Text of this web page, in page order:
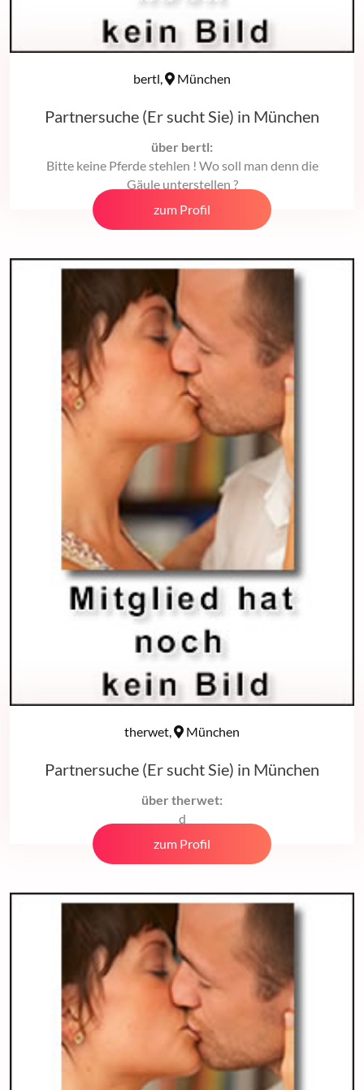
bertl, München
Partnersuche (Er sucht Sie) in München
über bertl:
Bitte keine Pferde stehlen ! Wo soll man denn die
Gäule unterstellen ?
zum Profil
therwet, München
Partnersuche (Er sucht Sie) in München
über therwet:
d
zum Profil